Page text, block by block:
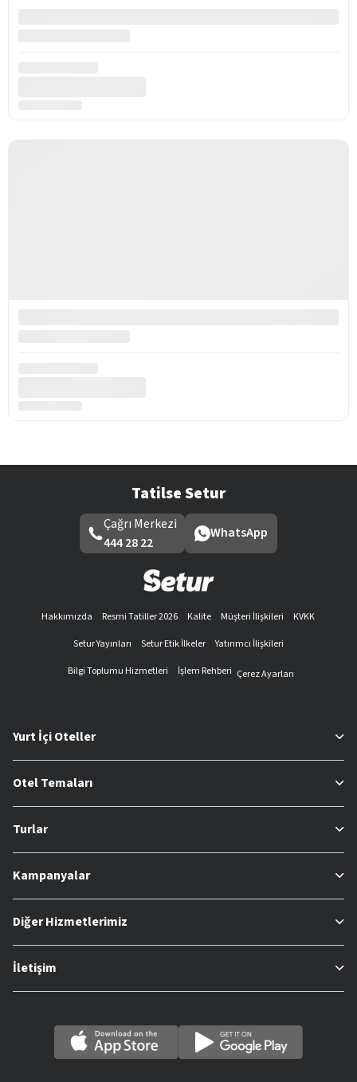
Tatilse Setur
Çağrı Merkezi
444 28 22
WhatsApp
Hakkımızda Resmi Tatiller 2026 Kalite Müşteri İlişkileri
KVKK
Setur Yayınları
Setur Etik İlkeler
Yatırımcı İlişkileri
Bilgi Toplumu Hizmetleri
İşlem Rehberi Çerez Ayarları
Yurt İçi Oteller
Otel Temaları
Turlar
Kampanyalar
Diğer Hizmetlerimiz
İletişim